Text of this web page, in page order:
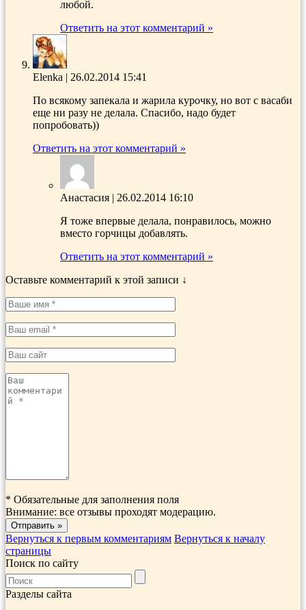
любой.
Ответить на этот комментарий »
Elenka | 26.02.2014 15:41
По всякому запекала и жарила курочку, но вот с васаби
еще ни разу не делала. Спасибо, надо будет
попробовать))
Ответить на этот комментарий »
Анастасия | 26.02.2014 16:10
Я тоже впервые делала, понравилось, можно
вместо горчицы добавлять.
Ответить на этот комментарий »
Оставьте комментарий к этой записи ↓
* Обязательные для заполнения поля
Внимание: все отзывы проходят модерацию.
Вернуться к первым комментариям Вернуться к началу
страницы
Поиск по сайту
Разделы сайта